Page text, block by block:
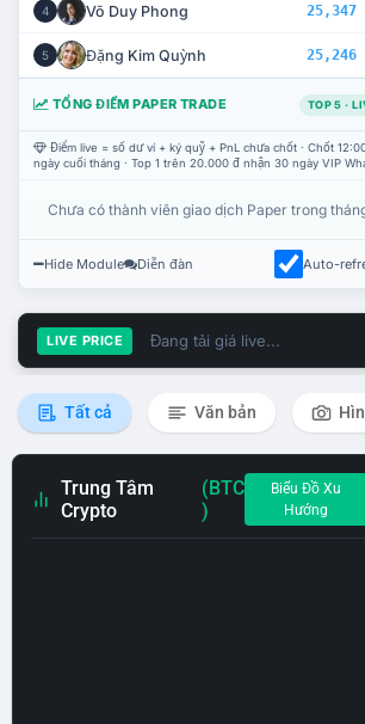
4 Võ Duy Phong 25,347
5 Đặng Kim Quỳnh 25,246
TỔNG ĐIỂM PAPER TRADE TOP 5 ·
Điểm live = số dư ví + ký quỹ + PnL chưa chốt · Chốt
ngày cuối tháng · Top 1 trên 20.000 đ nhận 30 ngày VIP
Chưa có thành viên giao dịch Paper trong
Hide Module Diễn đàn Auto-
LIVE PRICE Đang tải giá live...
Tất cả Văn bản
Trung Tâm
Crypto
(BTC
)
Biểu Đồ Xu
Hướng